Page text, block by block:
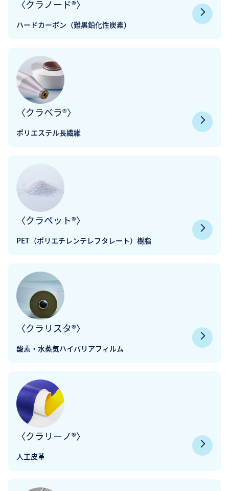
〈クラノード®〉
ハードカーボン（難黒鉛化性炭素）
〈クラベラ®〉
ポリエステル長繊維
〈クラペット®〉
PET（ポリエチレンテレフタレート）樹脂
〈クラリスタ®〉
酸素・水蒸気ハイバリアフィルム
〈クラリーノ®〉
人工皮革